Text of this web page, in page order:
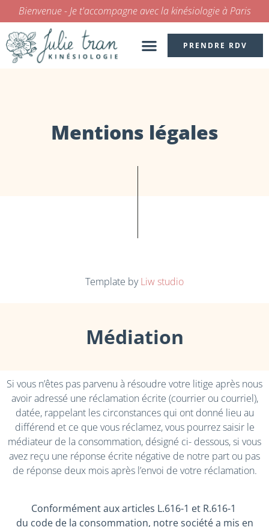
Bienvenue - Je t'accompagne avec la kinésiologie à Paris
PRENDRE RDV
Mentions légales
Template byLiw studio
Médiation
Si vous n’êtes pas parvenu à résoudre votre litige après nous
avoir adressé une réclamation écrite (courrier ou courriel),
datée, rappelant les circonstances qui ont donné lieu au
différend et ce que vous réclamez, vous pourrez saisir le
médiateur de la consommation, désigné ci- dessous, si vous
avez reçu une réponse écrite négative de notre part ou pas
de réponse deux mois après l’envoi de votre réclamation.
Conformément aux articles L.616-1 et R.616-1
du code de la consommation, notre société a mis en